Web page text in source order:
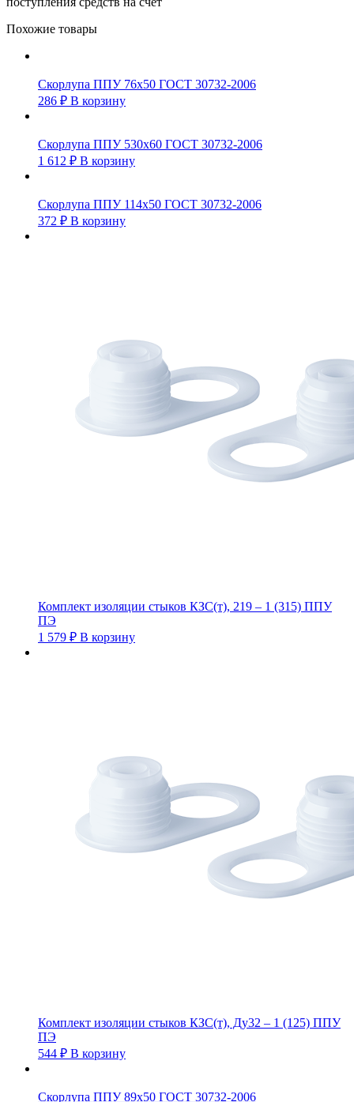
Похожие товары
Скорлупа ППУ 76х50 ГОСТ 30732-2006
286 ₽ В корзину
Скорлупа ППУ 530х60 ГОСТ 30732-2006
1 612 ₽ В корзину
Скорлупа ППУ 114х50 ГОСТ 30732-2006
372 ₽ В корзину
Комплект изоляции стыков КЗС(т), 219 – 1 (315) ППУ
ПЭ
1 579 ₽ В корзину
Комплект изоляции стыков КЗС(т), Ду32 – 1 (125) ППУ
ПЭ
544 ₽ В корзину
Скорлупа ППУ 89х50 ГОСТ 30732-2006